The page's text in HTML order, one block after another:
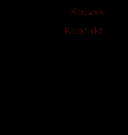
Koszyk
Kontakt